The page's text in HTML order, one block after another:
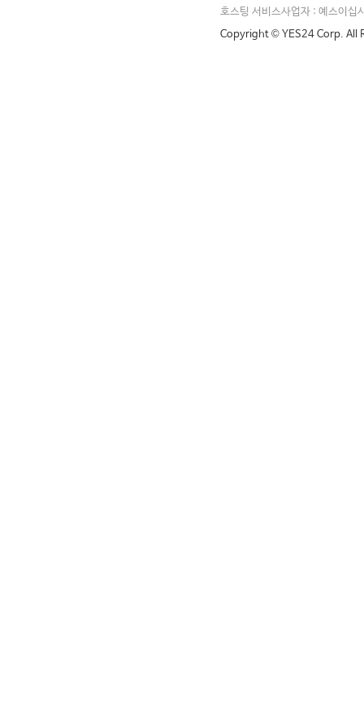
호스팅 서비스사업자 : 예스이십
Copyright © YES24 Corp. All